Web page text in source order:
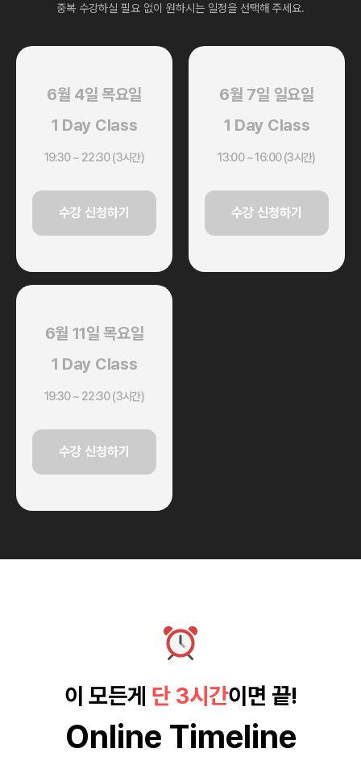
중복 수강하실 필요 없이 원하시는 일정을 선택해 주세요.
6월 4일 목요일
1 Day Class
19:30 ~ 22:30 (3시간)
수강 신청하기
6월 7일 일요일
1 Day Class
13:00 ~ 16:00 (3시간)
수강 신청하기
6월 11일 목요일
1 Day Class
19:30 ~ 22:30 (3시간)
수강 신청하기
이 모든게 단 3시간이면 끝!
Online Timeline